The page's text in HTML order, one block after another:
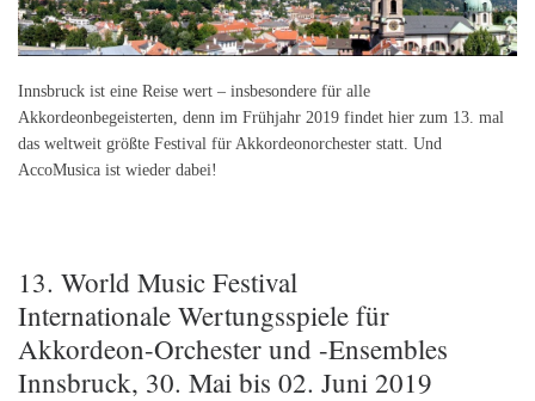
Innsbruck ist eine Reise wert – insbesondere für alle
Akkordeonbegeisterten, denn im Frühjahr 2019 findet hier zum 13. mal
das weltweit größte Festival für Akkordeonorchester statt. Und
AccoMusica ist wieder dabei!
13. World Music Festival
Internationale Wertungsspiele für
Akkordeon-Orchester und -Ensembles
Innsbruck, 30. Mai bis 02. Juni 2019